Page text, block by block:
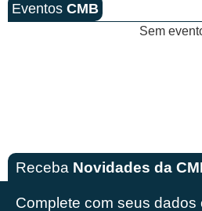
Eventos CMB
Sem
Receba Novidades da
Complete com seus dados